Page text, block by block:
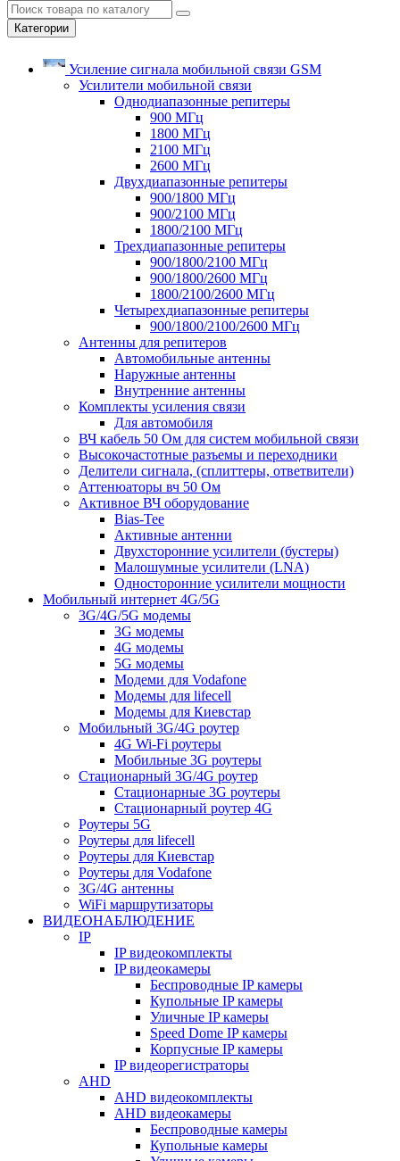
Категории
Усиление сигнала мобильной связи GSM
Усилители мобильной связи
Однодиапазонные репитеры
900 МГц
1800 МГц
2100 МГц
2600 МГц
Двухдиапазонные репитеры
900/1800 МГц
900/2100 МГц
1800/2100 МГц
Трехдиапазонные репитеры
900/1800/2100 МГц
900/1800/2600 МГц
1800/2100/2600 МГц
Четырехдиапазонные репитеры
900/1800/2100/2600 МГц
Антенны для репитеров
Автомобильные антенны
Наружные антенны
Внутренние антенны
Комплекты усиления связи
Для автомобиля
ВЧ кабель 50 Ом для систем мобильной связи
Высокочастотные разъемы и переходники
Делители сигнала, (сплиттеры, ответвители)
Аттенюаторы вч 50 Ом
Активное ВЧ оборудование
Bias-Tee
Активные антенни
Двухсторонние усилители (бустеры)
Малошумные усилители (LNA)
Односторонние усилители мощности
Мобильный интернет 4G/5G
3G/4G/5G модемы
3G модемы
4G модемы
5G модемы
Модеми для Vodafone
Модемы для lifecell
Модемы для Киевстар
Мобильный 3G/4G роутер
4G Wi-Fi роутеры
Мобильные 3G роутеры
Стационарный 3G/4G роутер
Стационарные 3G роутеры
Стационарный роутер 4G
Роутеры 5G
Роутеры для lifecell
Роутеры для Киевстар
Роутеры для Vodafone
3G/4G антенны
WiFi маршрутизаторы
ВИДЕОНАБЛЮДЕНИЕ
IP
IP видеокомплекты
IP видеокамеры
Беспроводные IP камеры
Купольные IP камеры
Уличные IP камеры
Speed Dome IP камеры
Корпусные IP камеры
IP видеорегистраторы
AHD
AHD видеокомплекты
AHD видеокамеры
Беспроводные камеры
Купольные камеры